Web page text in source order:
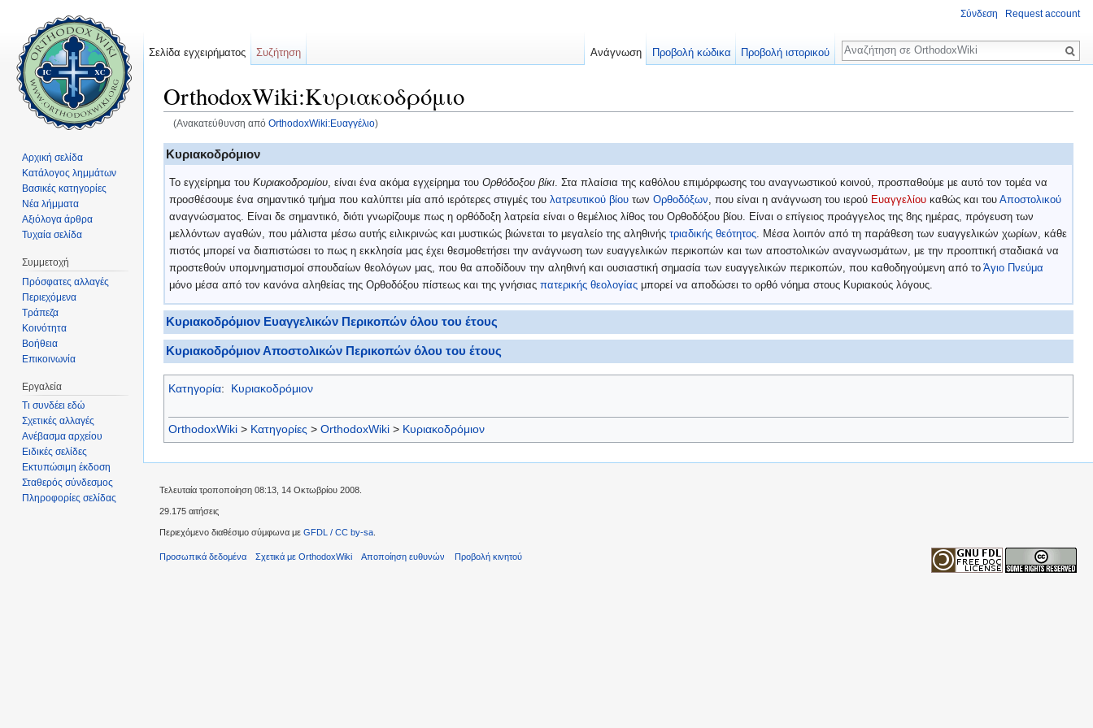
OrthodoxWiki:Κυριακοδρόμιο
(Ανακατεύθυνση από OrthodoxWiki:Ευαγγέλιο)
Κυριακοδρόμιον
Το εγχείρημα του Κυριακοδρομίου, είναι ένα ακόμα εγχείρημα του Ορθόδοξου βίκι. Στα πλαίσια της καθόλου επιμόρφωσης του αναγνωστικού κοινού, προσπαθούμε με αυτό τον τομέα να
προσθέσουμε ένα σημαντικό τμήμα που καλύπτει μία από ιερότερες στιγμές του λατρευτικού βίου των Ορθοδόξων, που είναι η ανάγνωση του ιερού Ευαγγελίου καθώς και του Αποστολικού
αναγνώσματος. Είναι δε σημαντικό, διότι γνωρίζουμε πως η ορθόδοξη λατρεία είναι ο θεμέλιος λίθος του Ορθοδόξου βίου. Είναι ο επίγειος προάγγελος της 8ης ημέρας, πρόγευση των
μελλόντων αγαθών, που μάλιστα μέσω αυτής ειλικρινώς και μυστικώς βιώνεται το μεγαλείο της αληθινής τριαδικής θεότητος. Μέσα λοιπόν από τη παράθεση των ευαγγελικών χωρίων, κάθε
πιστός μπορεί να διαπιστώσει το πως η εκκλησία μας έχει θεσμοθετήσει την ανάγνωση των ευαγγελικών περικοπών και των αποστολικών αναγνωσμάτων, με την προοπτική σταδιακά να
προστεθούν υπομνηματισμοί σπουδαίων θεολόγων μας, που θα αποδίδουν την αληθινή και ουσιαστική σημασία των ευαγγελικών περικοπών, που καθοδηγούμενη από το Άγιο Πνεύμα
μόνο μέσα από τον κανόνα αληθείας της Ορθοδόξου πίστεως και της γνήσιας πατερικής θεολογίας μπορεί να αποδώσει το ορθό νόημα στους Κυριακούς λόγους.
Κυριακοδρόμιον Ευαγγελικών Περικοπών όλου του έτους
Κυριακοδρόμιον Αποστολικών Περικοπών όλου του έτους
Κατηγορία: Κυριακοδρόμιον
OrthodoxWiki > Κατηγορίες > OrthodoxWiki > Κυριακοδρόμιον
Σύνδεση Request account
Σελίδα εγχειρήματος Συζήτηση Ανάγνωση Προβολή κώδικα Προβολή ιστορικού
Αναζήτηση
Αρχική σελίδα
Κατάλογος λημμάτων
Βασικές κατηγορίες
Νέα λήμματα
Αξιόλογα άρθρα
Τυχαία σελίδα
Συμμετοχή
Πρόσφατες αλλαγές
Περιεχόμενα
Τράπεζα
Κοινότητα
Βοήθεια
Επικοινωνία
Εργαλεία
Τι συνδέει εδώ
Σχετικές αλλαγές
Ανέβασμα αρχείου
Ειδικές σελίδες
Εκτυπώσιμη έκδοση
Σταθερός σύνδεσμος
Πληροφορίες σελίδας
Τελευταία τροποποίηση 08:13, 14 Οκτωβρίου 2008.
29.175 αιτήσεις
Περιεχόμενο διαθέσιμο σύμφωνα με GFDL / CC by-sa
Προσωπικά δεδομένα Σχετικά με OrthodoxWiki Αποποίηση ευθυνών Προβολή κινητού